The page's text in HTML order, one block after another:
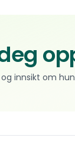
innsikt om